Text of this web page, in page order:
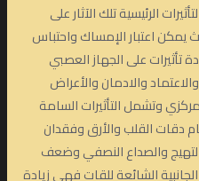
الرئيسية تلك الآثار على
يمكن اعتبار الإمساك واحتباس
تأثيرات على الجهاز العصبي
والادمان والأعراض
وتشمل التأثيرات السامة
دقات القلب والأرق وفقدان
والصداع النصفي وضعف
الجانبية الشائعة للقات فهي زيادة